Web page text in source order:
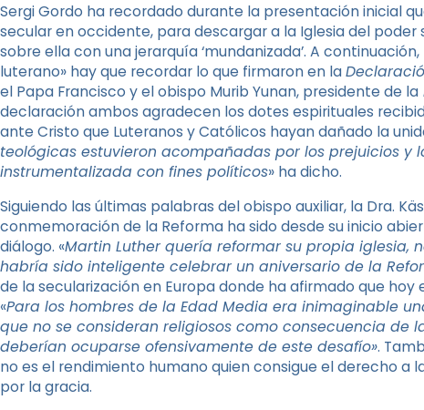
Sergi Gordo ha recordado durante la presentación inicial
secular en occidente, para descargar a la Iglesia del
sobre ella con una jerarquía ‘mundanizada’. A
luterano» hay que recordar lo que firmaron en la
el Papa Francisco y el obispo Murib Yunan, presidente de la
declaración ambos agradecen los dotes espirituales
ante Cristo que Luteranos y Católicos hayan dañado la
teológicas estuvieron acompañadas por los prejuicios y
instrumentalizada con fines políticos» ha dicho.
Siguiendo las últimas palabras del obispo auxiliar, la Dra.
conmemoración de la Reforma ha sido desde su inicio
diálogo. «Martin Luther quería reformar su propia iglesia,
habría sido inteligente celebrar un aniversario de la
de la secularización en Europa donde ha afirmado que hoy
«Para los hombres de la Edad Media era inimaginable
que no se consideran religiosos como consecuencia de
deberían ocuparse ofensivamente de este desafío».
no es el rendimiento humano quien consigue el derecho a
por la gracia.